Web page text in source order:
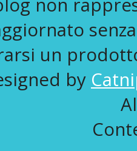
un
by